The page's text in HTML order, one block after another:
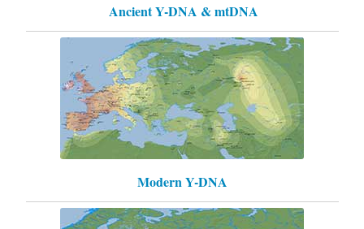
Ancient Y-DNA & mtDNA
Modern Y-DNA